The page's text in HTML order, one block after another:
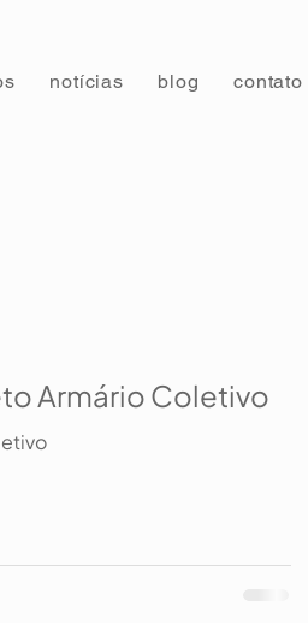
notícias blog contato
Armário Coletivo